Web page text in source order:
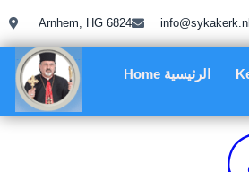
Arnhem, HG 6824 info@sykakerk.nl
Home الرئيسية